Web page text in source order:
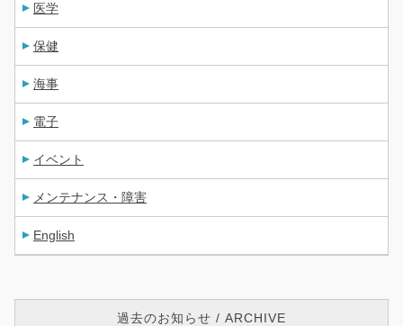
医学
保健
海事
電子
イベント
メンテナンス・障害
English
過去のお知らせ / ARCHIVE